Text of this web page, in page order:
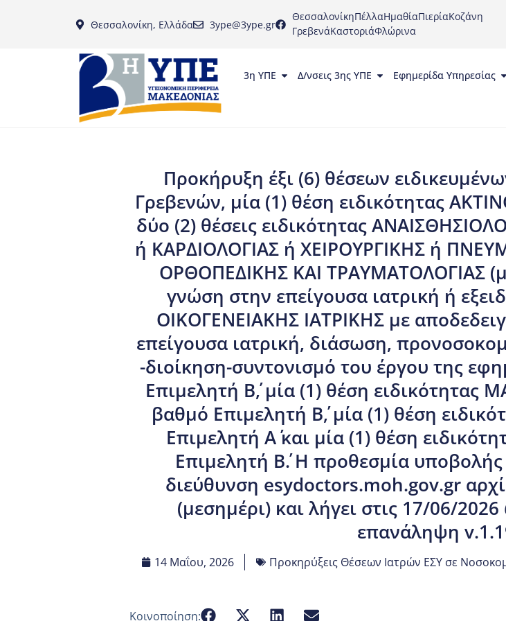
Θεσσαλονίκη, Ελλάδα 3ype@3ype.gr
ΘεσσαλονίκηΠέλλαΗμαθίαΠιερίαΚοζάνη
ΓρεβενάΚαστοριάΦλώρινα
3η ΥΠΕ Δ/νσεις 3ης ΥΠΕ Εφημερίδα Υπηρεσίας
Προκήρυξη έξι (6) θέσεων
Γρεβενών, μία (1) θέση ειδικότητας
δύο (2) θέσεις ειδικότητας
ή ΚΑΡΔΙΟΛΟΓΙΑΣ ή ΧΕΙΡΟΥΡΓΙΚΗΣ ή
ΟΡΘΟΠΕΔΙΚΗΣ ΚΑΙ ΤΡΑΥΜΑΤΟΛΟΓΙΑΣ
γνώση στην επείγουσα ιατρική ή
ΟΙΚΟΓΕΝΕΙΑΚΗΣ ΙΑΤΡΙΚΗΣ με
επείγουσα ιατρική, διάσωση,
-διοίκηση-συντονισμό του έργου της
Επιμελητή Β΄, μία (1) θέση ειδικότητας
βαθμό Επιμελητή Β΄, μία (1) θέση
Επιμελητή Α΄ και μία (1) θέση
Επιμελητή Β΄. Η προθεσμία
διεύθυνση esydoctors.moh.gov.gr
(μεσημέρι) και λήγει στις 17/06/
επανάληψη
14 Μαΐου, 2026 Προκηρύξεις Θέσεων Ιατρών ΕΣΥ σε
Κοινοποίηση: